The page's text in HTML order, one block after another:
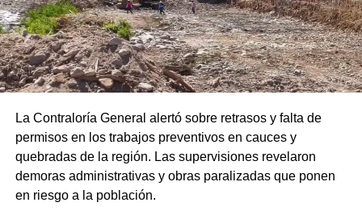
Ejecutivo, el líder instó a la ciudadanía a interceder por
las autoridades salientes y entrantes. Finalmente,
remarcó que las Asambleas de Dios del Perú celebran su
19.ª Confraternidad Regional en Ilo reafirmando el
compromiso de la iglesia de orar constantemente por el
bienestar del país.
La Contraloría General alertó sobre retrasos y falta de
permisos en los trabajos preventivos en cauces y
quebradas de la región. Las supervisiones revelaron
demoras administrativas y obras paralizadas que ponen
en riesgo a la población.